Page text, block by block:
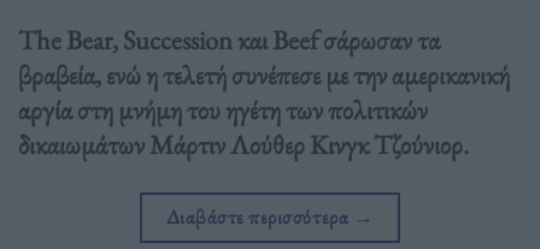
The Bear, Succession και Beef σάρωσαν τα
βραβεία, ενώ η τελετή συνέπεσε με την αμερικανική
αργία στη μνήμη του ηγέτη των πολιτικών
δικαιωμάτων Μάρτιν Λούθερ Κινγκ Τζούνιορ.
Διαβάστε περισσότερα →